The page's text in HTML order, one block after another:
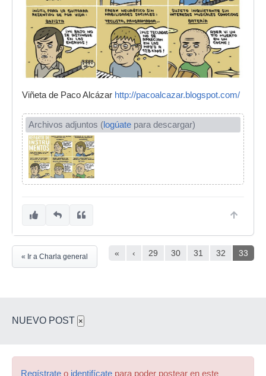
Viñeta de Paco Alcázar http://pacoalcazar.blogspot.com/
Archivos adjuntos (logúate para descargar)
« ‹ 29 30 31 32 33
« Ir a Charla general
NUEVO POST ×
Regístrate o identifícate para poder postear en este